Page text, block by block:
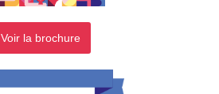
Voir la brochure